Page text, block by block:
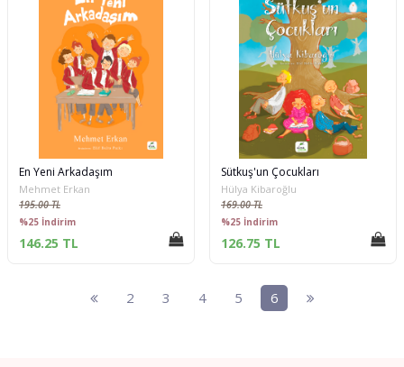
En Yeni Arkadaşım
Mehmet Erkan
195.00 TL
%25 İndirim
146.25 TL
Sütkuş'un Çocukları
Hülya Kibaroğlu
169.00 TL
%25 İndirim
126.75 TL
2 3 4 5 6